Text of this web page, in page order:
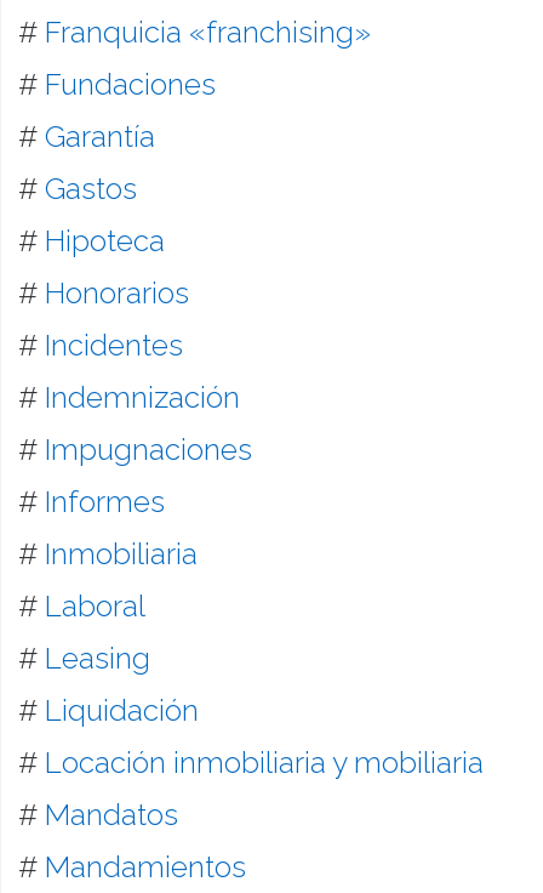
# Franquicia «franchising»
# Fundaciones
# Garantía
# Gastos
# Hipoteca
# Honorarios
# Incidentes
# Indemnización
# Impugnaciones
# Informes
# Inmobiliaria
# Laboral
# Leasing
# Liquidación
# Locación inmobiliaria y mobiliaria
# Mandatos
# Mandamientos